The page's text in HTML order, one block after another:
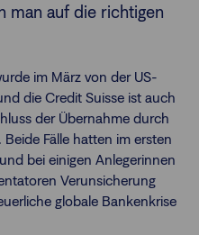
man auf die richtigen
im März von der US-
die Credit Suisse ist auch
der Übernahme durch
Fälle hatten im ersten
bei einigen Anlegerinnen
Verunsicherung
globale Bankenkrise